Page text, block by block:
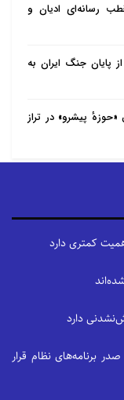
لحظه آخری به
کمتری پیدا
را انتخاب کنید.
بیزینس است.
مسافران ارائه
که در
می‌کند و همین
است.
اگر می‌خواهید
خارجی
رسانه‌ای ادیان و
پایان جنگ ایران به
پیشرو» در تراز
کمتری دارد
دارد
برنامه‌های نظام قرار